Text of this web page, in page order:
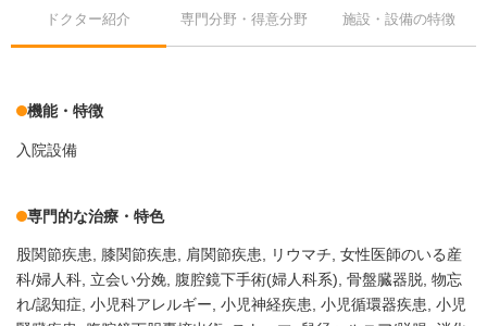
ドクター紹介 専門分野・得意分野 施設・設備の特徴
機能・特徴
入院設備
専門的な治療・特色
股関節疾患 膝関節疾患 肩関節疾患 リウマチ 女性医師のいる産
科/婦人科 立会い分娩 腹腔鏡下手術(婦人科系) 骨盤臓器脱 物忘
れ/認知症 小児科アレルギー 小児神経疾患 小児循環器疾患 小児